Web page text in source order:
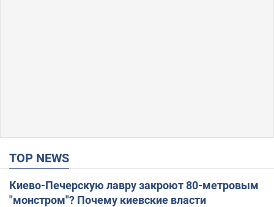
TOP NEWS
Киево-Печерскую лавру закроют 80-метровым
"монстром"? Почему киевские власти